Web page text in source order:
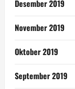
Desember 2019
November 2019
Oktober 2019
September 2019